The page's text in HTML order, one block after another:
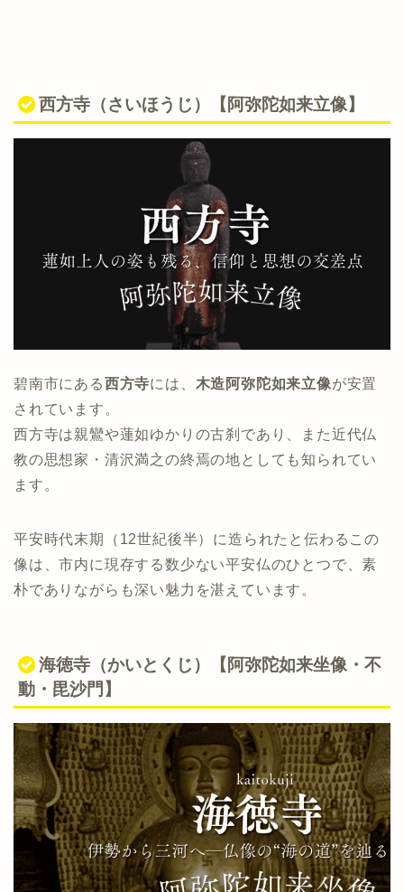
西方寺（さいほうじ）【阿弥陀如来立像】
碧南市にある西方寺には、 木造阿弥陀如来立像が安置
されています。
西方寺は親鸞や蓮如ゆかりの古刹であり、また近代仏
教の思想家・清沢満之の終焉の地としても知られてい
ます。
平安時代末期（12世紀後半）に造られたと伝わるこの
像は、市内に現存する数少ない平安仏のひとつで、素
朴でありながらも深い魅力を湛えています。
海徳寺（かいとくじ）【阿弥陀如来坐像・不
動・毘沙門】